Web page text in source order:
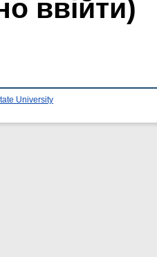
ввійти)
University